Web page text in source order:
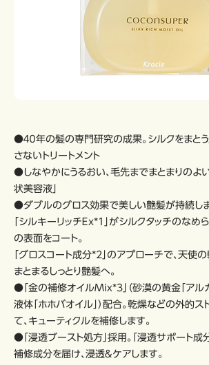
●４０年の髪の専門研究の成果。シルクをまと
さないトリートメント
●しなやかにうるおい、毛先までまとまりのよ
状美容液」
●ダブルのグロス効果で美しい艶髪が持続しま
「シルキーリッチＥｘ*1」がシルクタッチのなめ
の表面をコート。
「グロスコート成分*2」のアプローチで、天使
まとまるしっとり艶髪へ。
●「金の補修オイルMix*3」（砂漠の黄金「アル
液体「ホホバオイル」）配合。乾燥などの外的ス
て、キューティクルを補修します。
●「浸透ブースト処方」採用。「浸透サポート
補修成分を届け、浸透＆ケアします。